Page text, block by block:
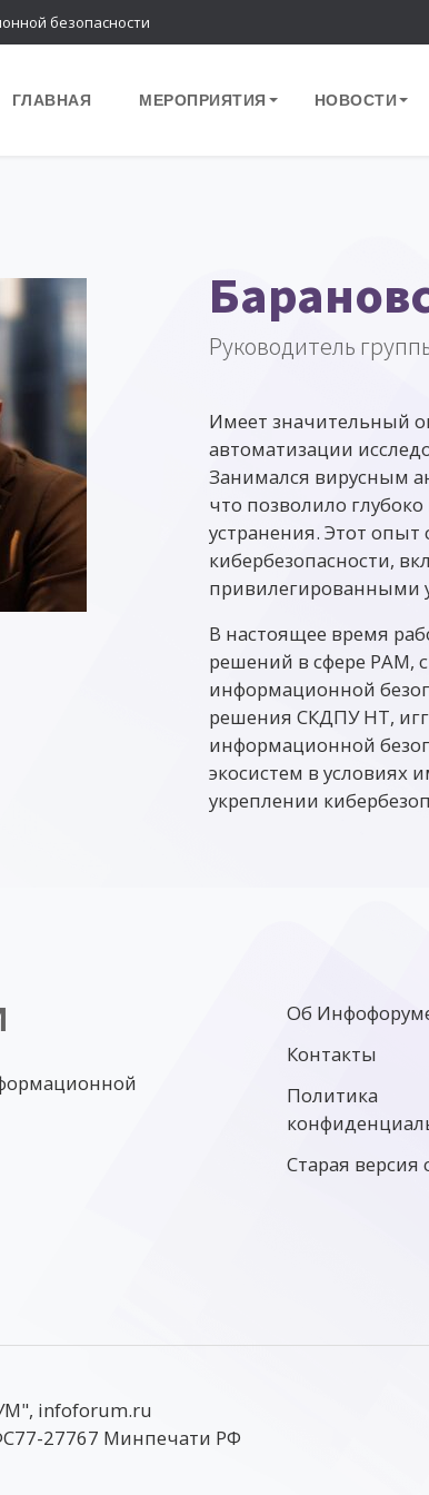
безопасности
ГЛАВНАЯ МЕРОПРИЯТИЯ НОВОСТИ
Руководитель
Имеет значительный
автоматизации
Занимался вирусным
что позволило
устранения. Этот
кибербезопасности,
привилегированными
В настоящее время
решений в сфере PAM,
информационной
решения СКДПУ НТ,
информационной
экосистем в условиях
укреплении
Об
Контакты
Политика
Старая версия
infoforum.ru
27767 Минпечати РФ